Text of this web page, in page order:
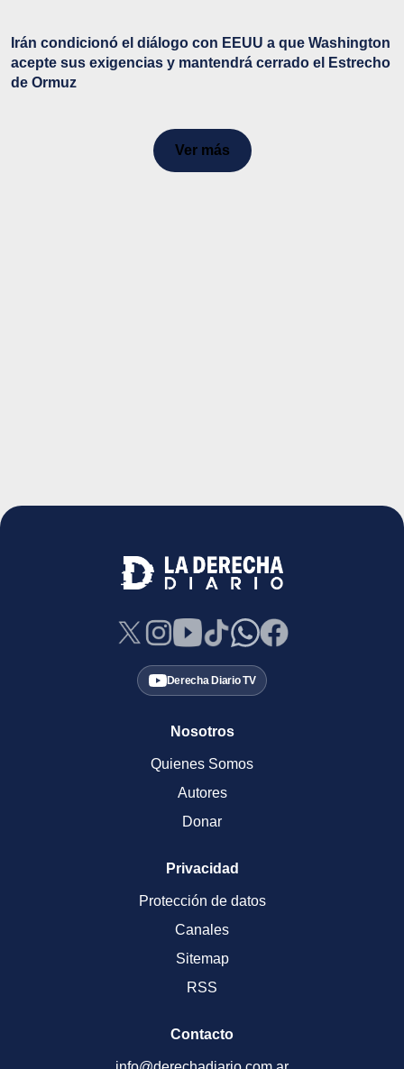
Irán condicionó el diálogo con EEUU a que Washington
acepte sus exigencias y mantendrá cerrado el Estrecho
de Ormuz
Ver más
Derecha Diario TV
Nosotros
Quienes Somos
Autores
Donar
Privacidad
Protección de datos
Canales
Sitemap
RSS
Contacto